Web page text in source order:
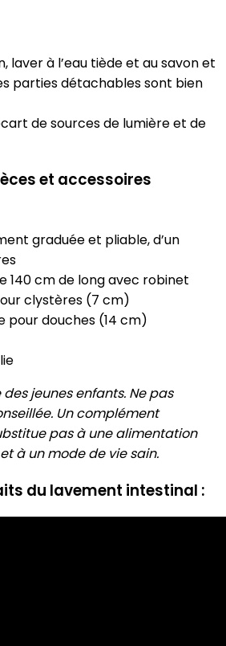
laver à l’eau tiède et au savon et
parties détachables sont bien
de sources de lumière et de
et accessoires
graduée et pliable, d’un
140 cm de long avec robinet
clystères (7 cm)
pour douches (14 cm)
jeunes enfants. Ne pas
Un complément
pas à une alimentation
à un mode de vie sain.
du lavement intestinal :